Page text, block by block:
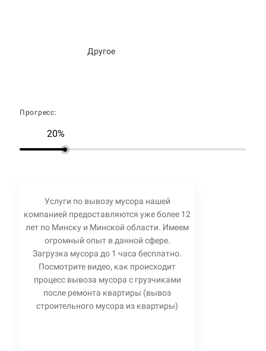
Другое
Прогресс:
20%
Услуги по вывозу мусора нашей
компанией предоставляются уже более 12
лет по Минску и Минской области. Имеем
огромный опыт в данной сфере.
Загрузка мусора до 1 часа бесплатно.
Посмотрите видео, как происходит
процесс вывоза мусора с грузчиками
после ремонта квартиры (вывоз
строительного мусора из квартиры)